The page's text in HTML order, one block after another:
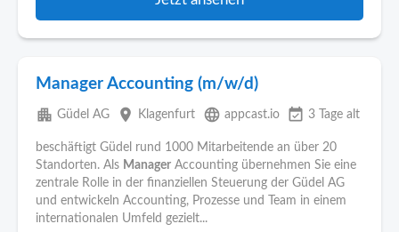
Manager Accounting (m/w/d)
apartment Güdel AG place Klagenfurt language appcast.io event_available 3 Tage alt
beschäftigt Güdel rund 1000 Mitarbeitende an über 20
Standorten. Als Manager Accounting übernehmen Sie eine
zentrale Rolle in der finanziellen Steuerung der Güdel AG
und entwickeln Accounting, Prozesse und Team in einem
internationalen Umfeld gezielt...